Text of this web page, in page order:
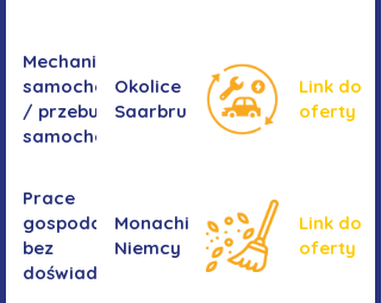
Mechanika
samochodowa
/ przebudowa
samochodów
Okolice
Saarbrucken
Link do
oferty
Prace
gospodarcze -
bez
doświadczenia
Monachium,
Niemcy
Link do
oferty